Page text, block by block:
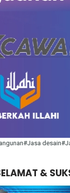
&